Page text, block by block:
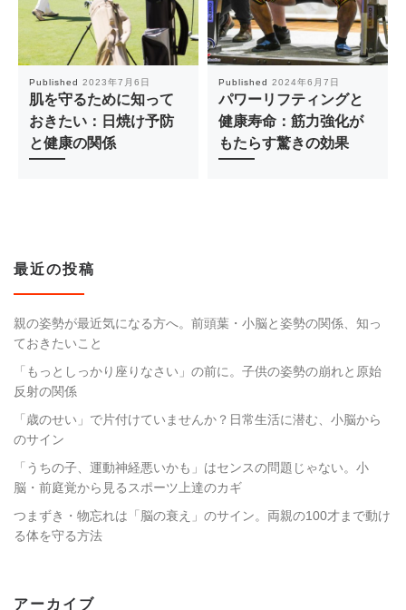
Published 2023年7月6日
肌を守るために知って
おきたい：日焼け予防
と健康の関係
Published 2024年6月7日
パワーリフティングと
健康寿命：筋力強化が
もたらす驚きの効果
最近の投稿
親の姿勢が最近気になる方へ。前頭葉・小脳と姿勢の関係、知っ
ておきたいこと
「もっとしっかり座りなさい」の前に。子供の姿勢の崩れと原始
反射の関係
「歳のせい」で片付けていませんか？日常生活に潜む、小脳から
のサイン
「うちの子、運動神経悪いかも」はセンスの問題じゃない。小
脳・前庭覚から見るスポーツ上達のカギ
つまずき・物忘れは「脳の衰え」のサイン。両親の100才まで動け
る体を守る方法
アーカイブ